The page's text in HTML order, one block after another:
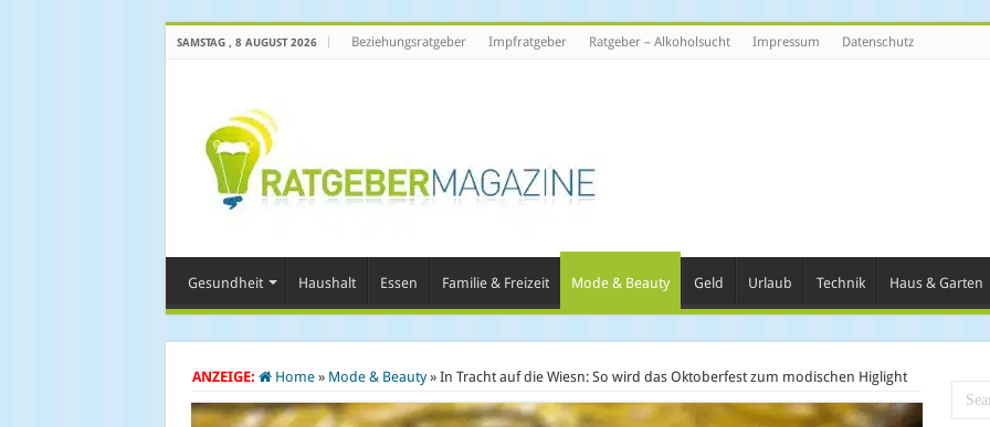
SAMSTAG , 8 AUGUST 2026 Beziehungsratgeber Impfratgeber Ratgeber – Alkoholsucht Impressum Datenschutz
Gesundheit Haushalt Essen Familie & Freizeit Mode & Beauty Geld Urlaub Technik Haus & Garten
ANZEIGE: Home » Mode & Beauty » In Tracht auf die Wiesn: So wird das Oktoberfest zum modischen Higlight